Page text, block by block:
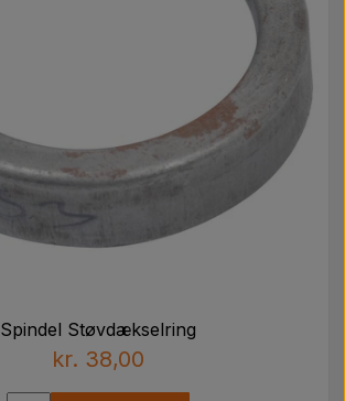
Spindel Støvdækselring
kr. 38,00